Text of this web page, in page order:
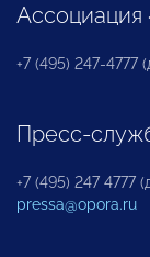
+7 (495) 247-4777
Пресс-
+7 (495) 247 4777
pressa@opora.ru